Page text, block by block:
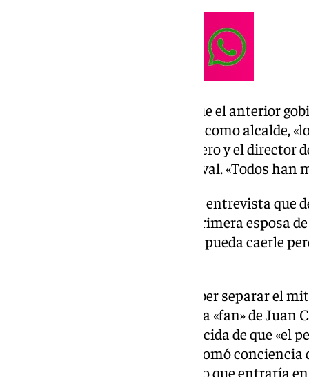
En ese sentido, ha asegurado que el anterior
con José María González ‘Kichi’ como alcalde,
Fundación de Mujeres del Palillero y el director
nombre del este autor de Carnaval. «Todos
Paqui Pino ha explicado en esta entrevista
homenajes tras hablar con la primera esposa
«aguantando el chaparrón» que pueda caerle
Preguntada sobre si hay que saber separar el
que lo conoció porque su hijo era «fan» de Juan
«mucho tiempo» estaba convencida de que «el
persona es otra», sin embargo, tomó
sentimientos» de esa persona, lo que entraría